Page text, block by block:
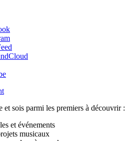
sois parmi les premiers à découvrir :
et événements
musicaux